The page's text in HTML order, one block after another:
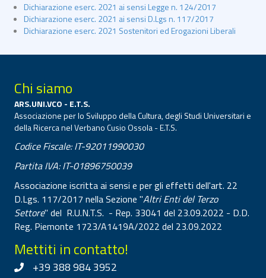
Dichiarazione eserc. 2021 ai sensi Legge n. 124/2017
Dichiarazione eserc. 2021 ai sensi D.Lgs n. 117/2017
Dichiarazione eserc. 2021 Sostenitori ed Erogazioni Liberali
Chi siamo
ARS.UNI.VCO - E.T.S.
Associazione per lo Sviluppo della Cultura, degli Studi Universitari e
della Ricerca nel Verbano Cusio Ossola - E.T.S.
Codice Fiscale: IT-92011990030
Partita IVA: IT-01896750039
Associazione iscritta ai sensi e per gli effetti dell'art. 22
D.Lgs. 117/2017 nella Sezione "Altri Enti del Terzo
Settore" del R.U.N.T.S. - Rep. 33041 del 23.09.2022 - D.D.
Reg. Piemonte 1723/A1419A/2022 del 23.09.2022
Mettiti in contatto!
+39 388 984 3952